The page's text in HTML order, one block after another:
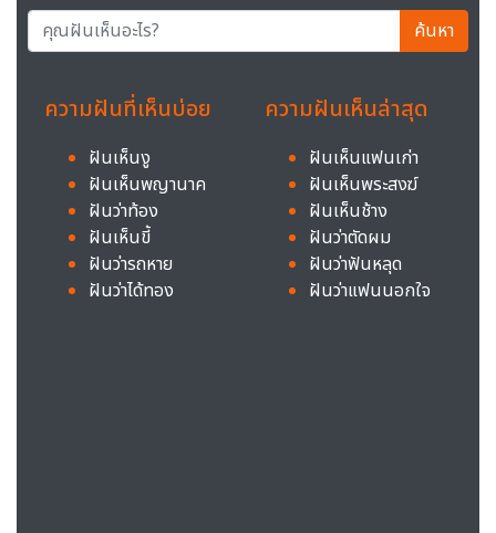
ค้นหา
ความฝันที่เห็นบ่อย
ฝันเห็นงู
ฝันเห็นพญานาค
ฝันว่าท้อง
ฝันเห็นขี้
ฝันว่ารถหาย
ฝันว่าได้ทอง
ความฝันเห็นล่าสุด
ฝันเห็นแฟนเก่า
ฝันเห็นพระสงฆ์
ฝันเห็นช้าง
ฝันว่าตัดผม
ฝันว่าฟันหลุด
ฝันว่าแฟนนอกใจ